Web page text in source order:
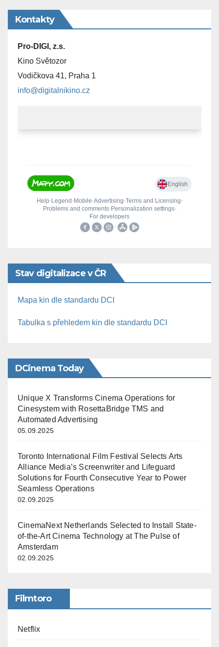
Kontakty
Pro-DIGI, z.s.
Kino Světozor
Vodičkova 41, Praha 1
info@digitalnikino.cz
Stav digitalizace v ČR
Mapa kin dle standardu DCI
Tabulka s přehledem kin dle standardu DCI
DCinema Today
Unique X Transforms Cinema Operations for
Cinesystem with RosettaBridge TMS and
Automated Advertising
05.09.2025
Toronto International Film Festival Selects Arts
Alliance Media’s Screenwriter and Lifeguard
Solutions for Fourth Consecutive Year to Power
Seamless Operations
02.09.2025
CinemaNext Netherlands Selected to Install State-
of-the-Art Cinema Technology at The Pulse of
Amsterdam
02.09.2025
Filmtoro
Netflix